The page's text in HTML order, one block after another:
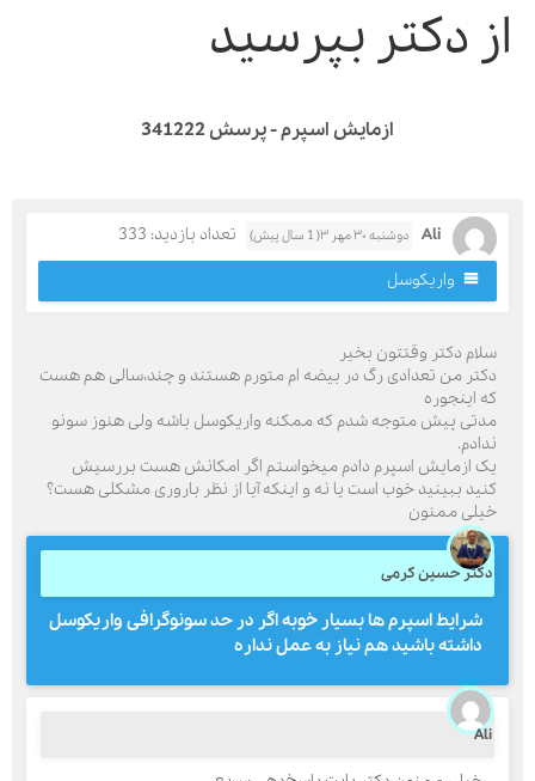
دکتر بپرسید
ازمایش اسپرم - پرسش 341222
Ali دوشنبه ۳۰ مهر ۳( 1 سال پیش)
تعداد بازدید: 333
واریکوسل
دکتر وقتتون بخیر
من تعدادی رگ در بیضه ام متورم هستند و چند،سالی هم هست
اینجوره
پیش متوجه شدم که ممکنه واریکوسل باشه ولی هنوز سونو
ازمایش اسپرم دادم میخواستم اگر امکانش هست بررسیش
ببینید خوب است یا نه و اینکه آیا از نظر باروری مشکلی هست؟
ممنون
دکتر حسین کرمی
شرایط اسپرم ها بسیار خوبه اگر در حد سونوگرافی واریکوسل
داشته باشید هم نیاز به عمل نداره
قدرت گرفته از همیارسیستم